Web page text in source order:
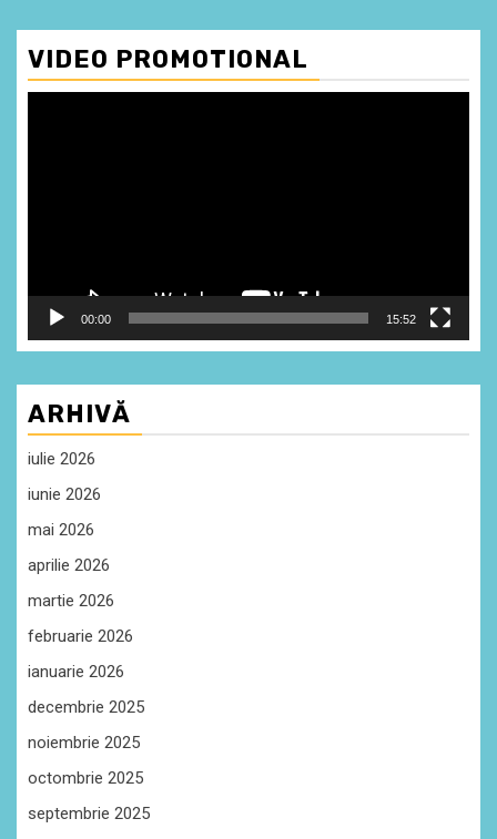
VIDEO PROMOTIONAL
00:00 15:52
ARHIVĂ
iulie 2026
iunie 2026
mai 2026
aprilie 2026
martie 2026
februarie 2026
ianuarie 2026
decembrie 2025
noiembrie 2025
octombrie 2025
septembrie 2025